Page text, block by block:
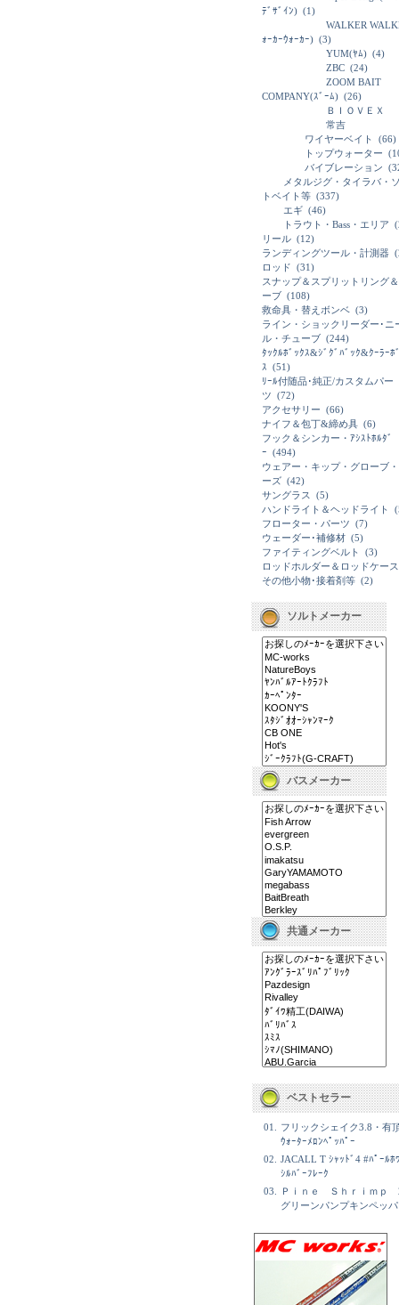
ﾃﾞｻﾞｲﾝ) (1)
WALKER
ｫｰｶｰｳｫｰｶｰ) (3)
YUM(ﾔﾑ) (4)
ZBC (24)
ZOOM BAIT
COMPANY(ｽﾞｰﾑ) (26)
ＢＩＯＶＥＸ
常吉
ワイヤーベイト
(66)
トップウォーター
バイブレーション
メタルジグ・タイラバ・
トベイト等 (337)
エギ (46)
トラウト・Bass・エリア
リール (12)
ランディングツール・計測器
ロッド (31)
スナップ＆スプリットリング＆
ーブ (108)
救命具・替えボンベ (3)
ライン・ショックリーダー･ニ
ル・チューブ (244)
ﾀｯｸﾙﾎﾞｯｸｽ&ｼﾞｸﾞﾊﾞｯｸ&ｸｰﾗｰﾎ
ｽ (51)
ﾘｰﾙ付随品･純正/カスタムパー
ツ (72)
アクセサリー (66)
ナイフ＆包丁&締め具 (6)
フック＆シンカー・ｱｼｽﾄﾎﾙﾀﾞ
ｰ (494)
ウェアー・キップ・グローブ・
ーズ (42)
サングラス
(5)
ハンドライト＆ヘッドライト
フローター・パーツ (7)
ウェーダー･補修材 (5)
ファイティングベルト
(3)
ロッドホルダー＆ロッドケース
その他小物･接着剤等 (2)
ソルトメーカー
バスメーカー
共通メーカー
ベストセラー
01.
フリックシェイク3.8・有
ｳｫｰﾀｰﾒﾛﾝﾍﾟｯﾊﾟｰ
02.
JACALL T ｼｬｯﾄﾞ4 #ﾊﾟｰﾙﾎ
ｼﾙﾊﾞｰﾌﾚｰｸ
03.
Ｐｉｎｅ Ｓｈｒｉｍｐ
グリーンパンプキンペッパ